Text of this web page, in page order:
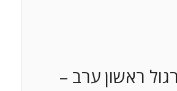
ראשון ערב –